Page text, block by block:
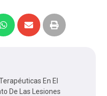
En El
De Las Lesiones